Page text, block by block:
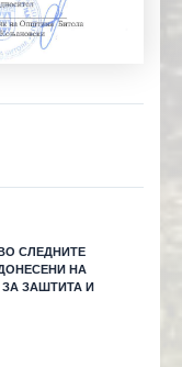
СЛЕДНИТЕ
НА
ЗАШТИТА И